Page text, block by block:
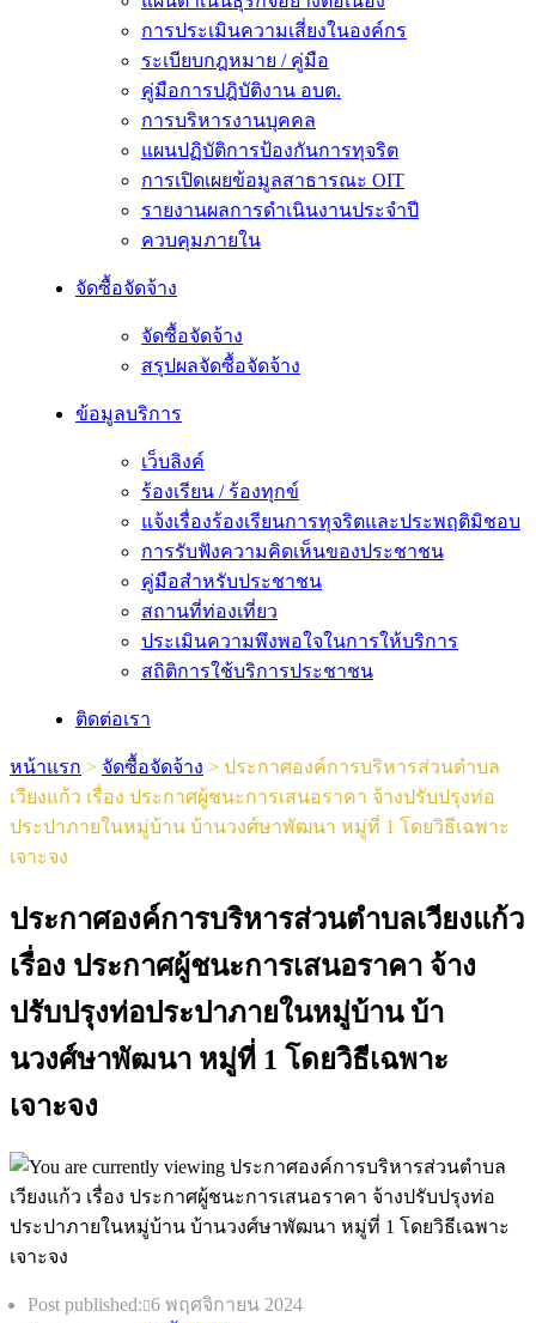
การประเมินความเสี่ยงในองค์กร
ระเบียบกฎหมาย / คู่มือ
คู่มือการปฎิบัติงาน อบต.
การบริหารงานบุคคล
แผนปฏิบัติการป้องกันการทุจริต
การเปิดเผยข้อมูลสาธารณะ OIT
รายงานผลการดำเนินงานประจำปี
ควบคุมภายใน
จัดซื้อจัดจ้าง
จัดซื้อจัดจ้าง
สรุปผลจัดซื้อจัดจ้าง
ข้อมูลบริการ
เว็บลิงค์
ร้องเรียน / ร้องทุกข์
แจ้งเรื่องร้องเรียนการทุจริตและประพฤติมิชอบ
การรับฟังความคิดเห็นของประชาชน
คู่มือสำหรับประชาชน
สถานที่ท่องเที่ยว
ประเมินความพึงพอใจในการให้บริการ
สถิติการใช้บริการประชาชน
ติดต่อเรา
หน้าแรก > จัดซื้อจัดจ้าง > ประกาศองค์การบริหารส่วนตำบล
เวียงแก้ว เรื่อง ประกาศผู้ชนะการเสนอราคา จ้างปรับปรุงท่อ
ประปาภายในหมู่บ้าน บ้านวงศ์ษาพัฒนา หมู่ที่ 1 โดยวิธีเฉพาะ
เจาะจง
ประกาศองค์การบริหารส่วนตำบลเวียงแก้ว
เรื่อง ประกาศผู้ชนะการเสนอราคา จ้าง
ปรับปรุงท่อประปาภายในหมู่บ้าน บ้า
นวงศ์ษาพัฒนา หมู่ที่ 1 โดยวิธีเฉพาะ
เจาะจง
Post published: 6 พฤศจิกายน 2024